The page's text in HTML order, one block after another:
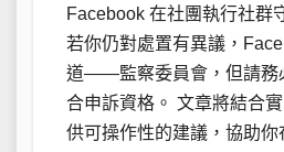
Facebook 在社團執行社群
若你仍對處置有異議，
道——監察委員會，但請務
合申訴資格。 文章將結合
供可操作性的建議，協助